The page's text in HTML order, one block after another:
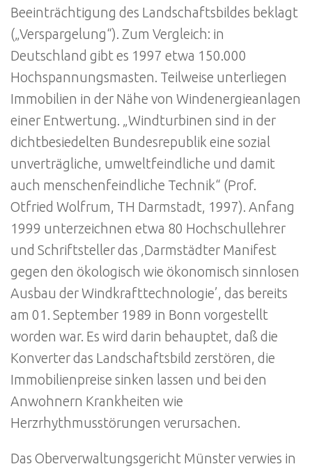
Beeinträchtigung des Landschaftsbildes beklagt
(„Verspargelung“). Zum Vergleich: in
Deutschland gibt es 1997 etwa 150.000
Hochspannungsmasten. Teilweise unterliegen
Immobilien in der Nähe von Windenergieanlagen
einer Entwertung. „Windturbinen sind in der
dichtbesiedelten Bundesrepublik eine sozial
unverträgliche, umweltfeindliche und damit
auch menschenfeindliche Technik“ (Prof.
Otfried Wolfrum, TH Darmstadt, 1997). Anfang
1999 unterzeichnen etwa 80 Hochschullehrer
und Schriftsteller das ‚Darmstädter Manifest
gegen den ökologisch wie ökonomisch sinnlosen
Ausbau der Windkrafttechnologie’, das bereits
am 01. September 1989 in Bonn vorgestellt
worden war. Es wird darin behauptet, daß die
Konverter das Landschaftsbild zerstören, die
Immobilienpreise sinken lassen und bei den
Anwohnern Krankheiten wie
Herzrhythmusstörungen verursachen.
Das Oberverwaltungsgericht Münster verwies in